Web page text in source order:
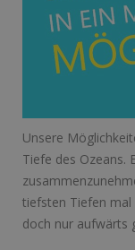
Unsere
Tiefe des Ozeans.
tiefsten Tiefen mal
doch nur aufwärts